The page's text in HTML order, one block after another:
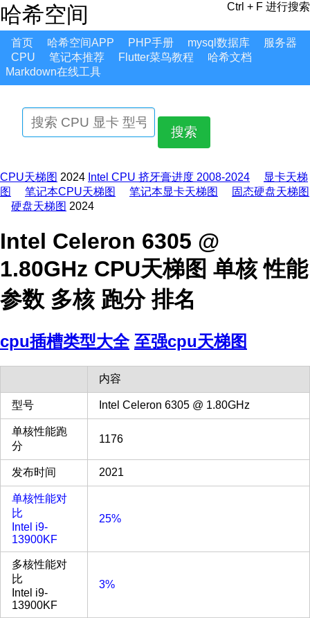
哈希空间 Ctrl + F 进行搜索
首页 哈希空间APP PHP手册 mysql数据库
服务器
CPU
笔记本推荐 Flutter菜鸟教程
哈希文档
Markdown在线工具
搜索
CPU天梯图 2024 Intel CPU 挤牙膏进度 2008-2024
显卡天梯
图
笔记本CPU天梯图 笔记本显卡天梯图
固态硬盘天梯图
硬盘天梯图 2024
Intel Celeron 6305 @
1.80GHz CPU天梯图 单核 性能
参数 多核 跑分 排名
cpu插槽类型大全 至强cpu天梯图
内容
型号 Intel Celeron 6305 @ 1.80GHz
单核性能跑
分
1176
发布时间 2021
单核性能对
比
Intel i9-
13900KF
25%
多核性能对
比
Intel i9-
13900KF
3%